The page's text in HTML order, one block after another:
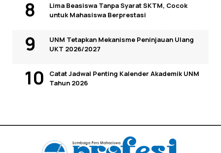
Lima Beasiswa Tanpa Syarat SKTM, Cocok
untuk Mahasiswa Berprestasi
UNM Tetapkan Mekanisme Peninjauan Ulang
UKT 2026/2027
Catat Jadwal Penting Kalender Akademik UNM
Tahun 2026